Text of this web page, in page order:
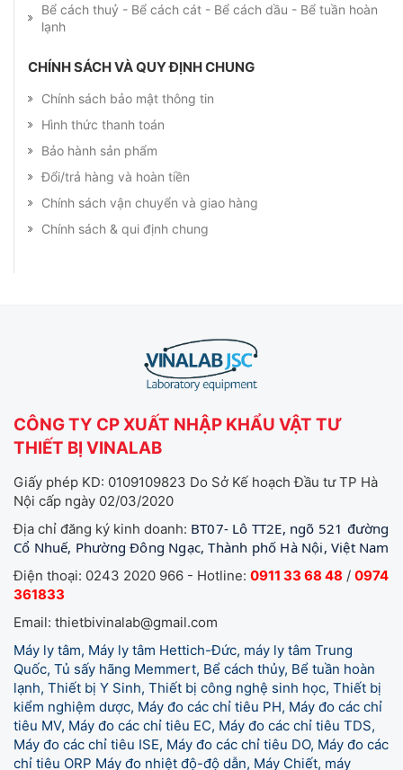
Bể cách thuỷ - Bể cách cát - Bể cách dầu - Bể tuần hoàn
lạnh
CHÍNH SÁCH VÀ QUY ĐỊNH CHUNG
Chính sách bảo mật thông tin
Hình thức thanh toán
Bảo hành sản phẩm
Đổi/trả hàng và hoàn tiền
Chính sách vận chuyển và giao hàng
Chính sách & qui định chung
CÔNG TY CP XUẤT NHẬP KHẨU VẬT TƯ
THIẾT BỊ VINALAB
Giấy phép KD: 0109109823 Do Sở Kế hoạch Đầu tư TP Hà
Nội cấp ngày 02/03/2020
Địa chỉ đăng ký kinh doanh: BT07- Lô TT2E, ngõ 521 đường
Cổ Nhuế, Phường Đông Ngạc, Thành phố Hà Nội, Việt Nam
Điện thoại: 0243 2020 966 - Hotline: 0911 33 68 48 / 0974
361833
Email: thietbivinalab@gmail.com
Máy ly tâm, Máy ly tâm Hettich-Đức, máy ly tâm Trung
Quốc, Tủ sấy hãng Memmert, Bể cách thủy, Bể tuần hoàn
lạnh, Thiết bị Y Sinh, Thiết bị công nghệ sinh học, Thiết bị
kiểm nghiệm dược, Máy đo các chỉ tiêu PH, Máy đo các chỉ
tiêu MV, Máy đo các chỉ tiêu EC, Máy đo các chỉ tiêu TDS,
Máy đo các chỉ tiêu ISE, Máy đo các chỉ tiêu DO, Máy đo các
chỉ tiêu ORP Máy đo nhiệt độ-độ dẫn, Máy Chiết, máy